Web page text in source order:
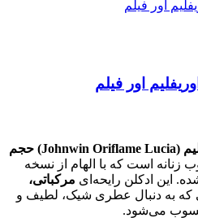
اور فیلم
ادکلن زنانه جانوین لوسیا اوریفلیم (Johnwin Oriflame Lucia) حجم
زنانه است که با الهام از نسخه
این ادکلن رایحه‌ای مرکباتی،
که به دنبال عطری شیک، لطیف و
می‌شود.